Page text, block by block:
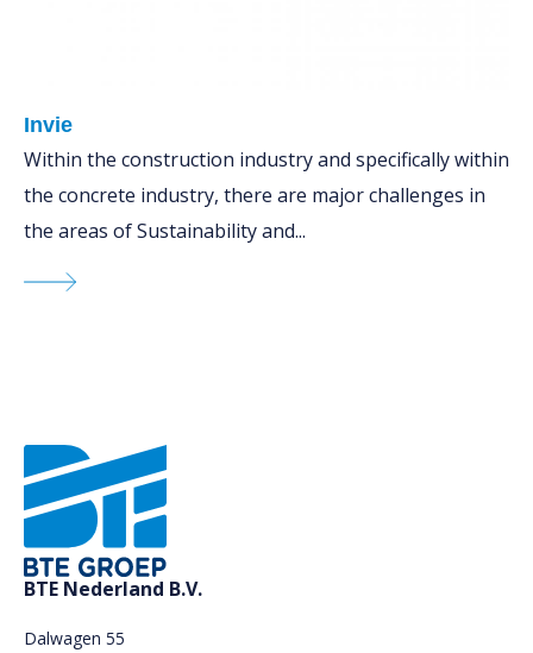
Invie
Within the construction industry and specifically within
the concrete industry, there are major challenges in
the areas of Sustainability and...
BTE Nederland B.V.
Dalwagen 55